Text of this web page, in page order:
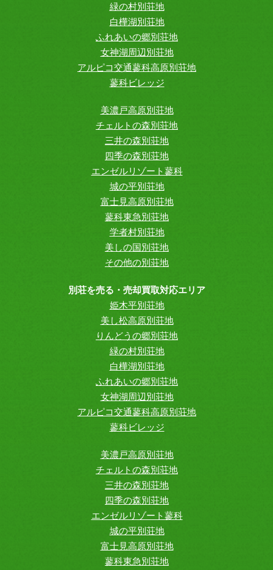
緑の村別荘地
白樺湖別荘地
ふれあいの郷別荘地
女神湖周辺別荘地
アルピコ交通蓼科高原別荘地
蓼科ビレッジ
美濃戸高原別荘地
チェルトの森別荘地
三井の森別荘地
四季の森別荘地
エンゼルリゾート蓼科
城の平別荘地
富士見高原別荘地
蓼科東急別荘地
学者村別荘地
美しの国別荘地
その他の別荘地
別荘を売る・売却買取対応エリア
姫木平別荘地
美し松高原別荘地
りんどうの郷別荘地
緑の村別荘地
白樺湖別荘地
ふれあいの郷別荘地
女神湖周辺別荘地
アルピコ交通蓼科高原別荘地
蓼科ビレッジ
美濃戸高原別荘地
チェルトの森別荘地
三井の森別荘地
四季の森別荘地
エンゼルリゾート蓼科
城の平別荘地
富士見高原別荘地
蓼科東急別荘地